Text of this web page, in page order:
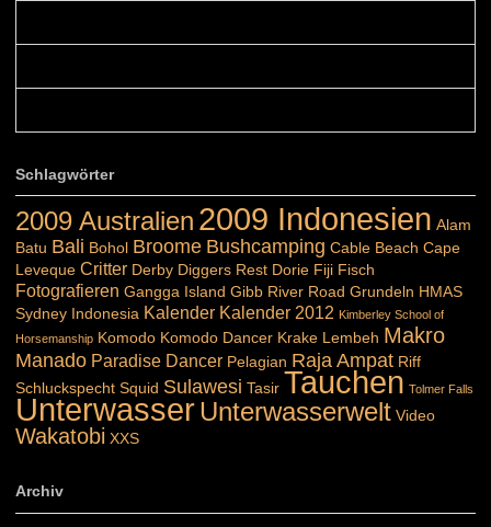
Schlagwörter
2009 Australien 2009 Indonesien Alam
Batu Bali Bohol Broome Bushcamping Cable Beach Cape
Leveque Critter Derby Diggers Rest Dorie Fiji Fisch
Fotografieren Gangga Island Gibb River Road Grundeln HMAS
Sydney Indonesia Kalender Kalender 2012 Kimberley School of
Horsemanship Komodo Komodo Dancer Krake Lembeh Makro
Manado Paradise Dancer Pelagian Raja Ampat Riff
Schluckspecht Squid Sulawesi Tasir Tauchen Tolmer Falls
UnterwasserUnterwasserwelt Video
Wakatobi XXS
Archiv